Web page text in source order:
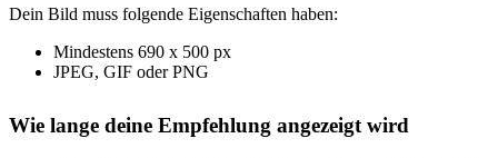
Dein Bild muss folgende Eigenschaften haben:
Mindestens 690 x 500 px
JPEG, GIF oder PNG
Wie lange deine Empfehlung angezeigt wird